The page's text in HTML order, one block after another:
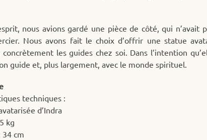
nous avions gardé une pièce de côté, qui
Nous avons fait le choix d’offrir une statue
concrètement les guides chez soi. Dans l’intention
guide et, plus largement, avec le monde spirituel.
techniques :
d’Indra
kg
34 cm